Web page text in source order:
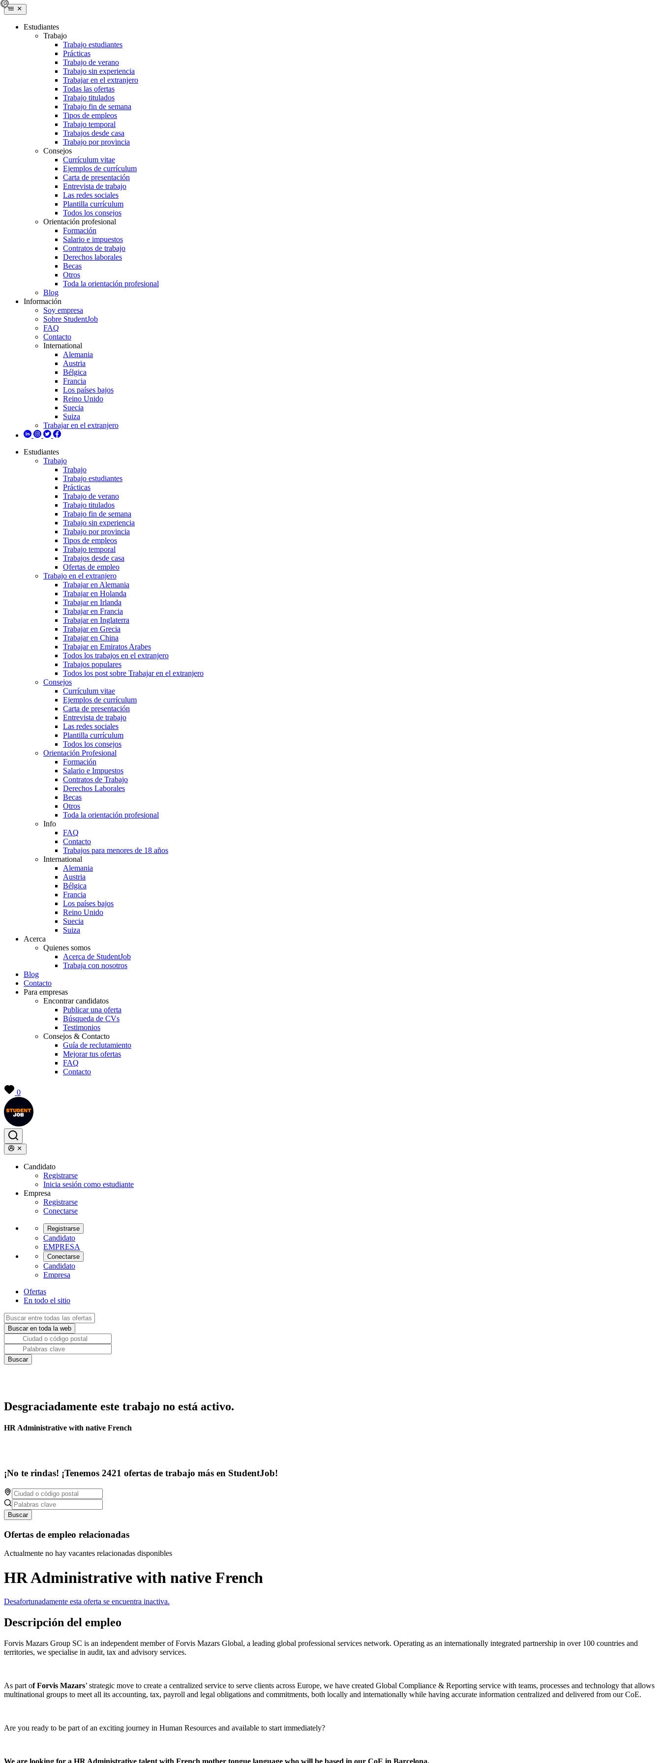
Estudiantes
Trabajo
Trabajo estudiantes
Prácticas
Trabajo de verano
Trabajo sin experiencia
Trabajar en el extranjero
Todas las ofertas
Trabajo titulados
Trabajo fin de semana
Tipos de empleos
Trabajo temporal
Trabajos desde casa
Trabajo por provincia
Consejos
Currículum vitae
Ejemplos de currículum
Carta de presentación
Entrevista de trabajo
Las redes sociales
Plantilla currículum
Todos los consejos
Orientación profesional
Formación
Salario e impuestos
Contratos de trabajo
Derechos laborales
Becas
Otros
Toda la orientación profesional
Blog
Información
Soy empresa
Sobre StudentJob
FAQ
Contacto
International
Alemania
Austria
Bélgica
Francia
Los países bajos
Reino Unido
Suecia
Suiza
Trabajar en el extranjero
Estudiantes
Trabajo
Trabajo
Trabajo estudiantes
Prácticas
Trabajo de verano
Trabajo titulados
Trabajo fin de semana
Trabajo sin experiencia
Trabajo por provincia
Tipos de empleos
Trabajo temporal
Trabajos desde casa
Ofertas de empleo
Trabajo en el extranjero
Trabajar en Alemania
Trabajar en Holanda
Trabajar en Irlanda
Trabajar en Francia
Trabajar en Inglaterra
Trabajar en Grecia
Trabajar en China
Trabajar en Emiratos Arabes
Todos los trabajos en el extranjero
Trabajos populares
Todos los post sobre Trabajar en el extranjero
Consejos
Currículum vitae
Ejemplos de currículum
Carta de presentación
Entrevista de trabajo
Las redes sociales
Plantilla currículum
Todos los consejos
Orientación Profesional
Formación
Salario e Impuestos
Contratos de Trabajo
Derechos Laborales
Becas
Otros
Toda la orientación profesional
Info
FAQ
Contacto
Trabajos para menores de 18 años
International
Alemania
Austria
Bélgica
Francia
Los países bajos
Reino Unido
Suecia
Suiza
Acerca
Quienes somos
Acerca de StudentJob
Trabaja con nosotros
Blog
Contacto
Para empresas
Encontrar candidatos
Publicar una oferta
Búsqueda de CVs
Testimonios
Consejos & Contacto
Guía de reclutamiento
Mejorar tus ofertas
FAQ
Contacto
0
Candidato
Registrarse
Inicia sesión como estudiante
Empresa
Registrarse
Conectarse
Registrarse
Candidato
EMPRESA
Conectarse
Candidato
Empresa
Ofertas
En todo el sitio
Desgraciadamente este trabajo no está activo.
HR Administrative with native French
¡No te rindas! ¡Tenemos 2421 ofertas de trabajo más en StudentJob!
Buscar
Ofertas de empleo relacionadas
Actualmente no hay vacantes relacionadas disponibles
HR Administrative with native French
Desafortunadamente esta oferta se encuentra inactiva.
Descripción del empleo
Forvis Mazars Group SC is an independent member of Forvis Mazars Global, a leading global professional services network. Operating as an internationally integrated partnership in over 100 countries and
territories, we specialise in audit, tax and advisory services.
As part of Forvis Mazars’ strategic move to create a centralized service to serve clients across Europe, we have created Global Compliance & Reporting service with teams, processes and technology that allows
multinational groups to meet all its accounting, tax, payroll and legal obligations and commitments, both locally and internationally while having accurate information centralized and delivered from our CoE.
Are you ready to be part of an exciting journey in Human Resources and available to start immediately?
We are looking for a HR Administrative talent with French mother tongue language who will be based in our CoE in Barcelona.